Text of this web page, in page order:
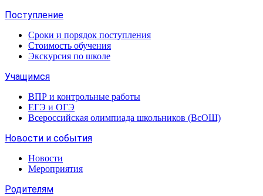
Поступление
Сроки и порядок поступления
Стоимость обучения
Экскурсия по школе
Учащимся
ВПР и контрольные работы
ЕГЭ и ОГЭ
Всероссийская олимпиада школьников (ВсОШ)
Новости и события
Новости
Мероприятия
Родителям